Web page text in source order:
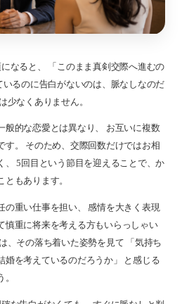
なると、 「このまま真剣交際へ進むの
いるのに告白がないのは、脈なしなのだ
少なくありません。
般的な恋愛とは異なり、 お互いに複数
す。 そのため、交際回数だけではお相
、 5回目という節目を迎えることで、か
ともあります。
の重い仕事を担い、 感情を大きく表現
慎重に将来を考える方もいらっしゃい
、その落ち着いた姿勢を見て 「気持ち
婚を考えているのだろうか」 と感じる